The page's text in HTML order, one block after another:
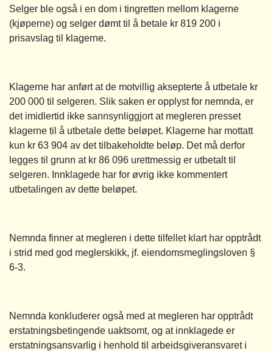
Selger ble også i en dom i tingretten mellom klagerne
(kjøperne) og selger dømt til å betale kr 819 200 i
prisavslag til klagerne.
Klagerne har anført at de motvillig aksepterte å utbetale kr
200 000 til selgeren. Slik saken er opplyst for nemnda, er
det imidlertid ikke sannsynliggjort at megleren presset
klagerne til å utbetale dette beløpet. Klagerne har mottatt
kun kr 63 904 av det tilbakeholdte beløp. Det må derfor
legges til grunn at kr 86 096 urettmessig er utbetalt til
selgeren. Innklagede har for øvrig ikke kommentert
utbetalingen av dette beløpet.
Nemnda finner at megleren i dette tilfellet klart har opptrådt
i strid med god meglerskikk, jf. eiendomsmeglingsloven §
6-3.
Nemnda konkluderer også med at megleren har opptrådt
erstatningsbetingende uaktsomt, og at innklagede er
erstatningsansvarlig i henhold til arbeidsgiveransvaret i